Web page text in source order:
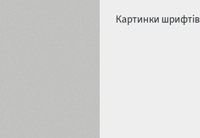
Картинки шрифтів